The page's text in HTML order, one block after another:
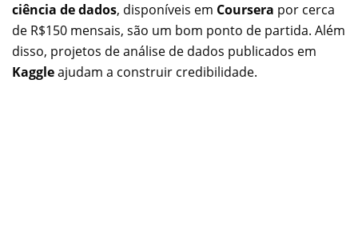
ciência de dados, disponíveis em Coursera por cerca
de R$150 mensais, são um bom ponto de partida. Além
disso, projetos de análise de dados publicados em
Kaggleajudam a construir credibilidade.